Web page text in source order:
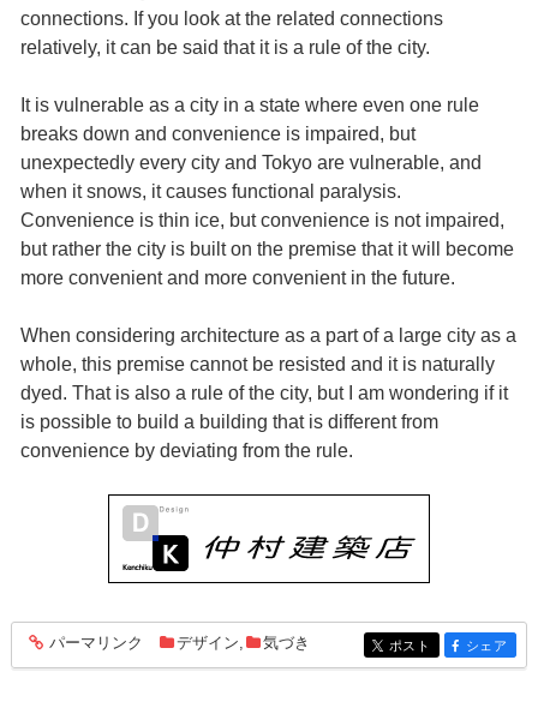
connections. If you look at the related connections
relatively, it can be said that it is a rule of the city.
It is vulnerable as a city in a state where even one rule
breaks down and convenience is impaired, but
unexpectedly every city and Tokyo are vulnerable, and
when it snows, it causes functional paralysis.
Convenience is thin ice, but convenience is not impaired,
but rather the city is built on the premise that it will become
more convenient and more convenient in the future.
When considering architecture as a part of a large city as a
whole, this premise cannot be resisted and it is naturally
dyed. That is also a rule of the city, but I am wondering if it
is possible to build a building that is different from
convenience by deviating from the rule.
entry1966
パーマリンク デザイン, 気づき entry1966
ポスト entry1966
シェア